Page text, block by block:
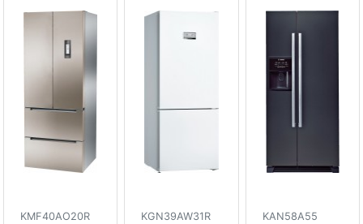
KMF40AO20R KGN39AW31R KAN58A55